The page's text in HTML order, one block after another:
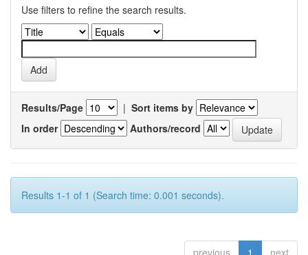
Use filters to refine the search results.
Results/Page | Sort items by
In order
Authors/record
Results 1-1 of 1 (Search time: 0.001 seconds).
previous 1 next